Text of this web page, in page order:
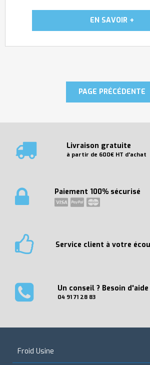
Livraison gratuite
à partir de 600€ HT d'achat
Paiement 100% sécurisé
Service client à votre
Un conseil ? Besoin d'aide
04 91 71 28 83
Froid Usine